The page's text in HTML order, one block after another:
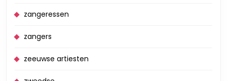
zangeressen
zangers
zeeuwse artiesten